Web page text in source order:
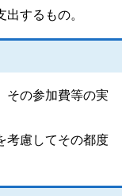
するもの。
その参加費等の実
考慮してその都度